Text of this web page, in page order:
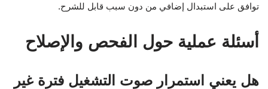
توافق على استبدال إضافي من دون سبب قابل للشرح.
أسئلة عملية حول الفحص والإصلاح
هل يعني استمرار صوت التشغيل فترة غير